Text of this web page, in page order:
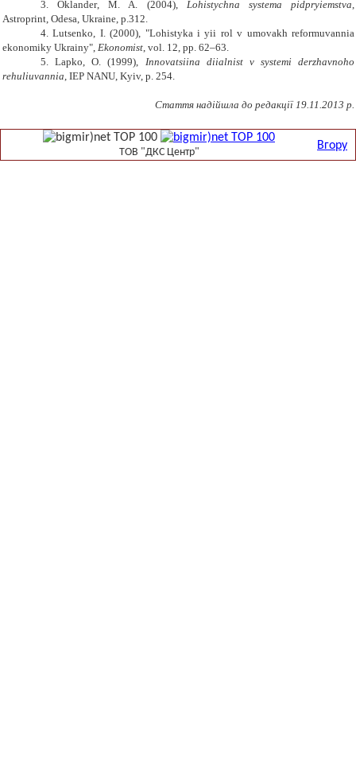
3. Oklander, M. A. (2004), Lohistychna systema pidpryiemstva,
Astroprint, Odesa, Ukraine, p.312.
4. Lutsenko, I.(2000), "Lohistyka i yii rol v umovakh reformuvannia
ekonomiky Ukrainy", Ekonomist, vol. 12, pp. 62–63.
5. Lapko, O.(1999), Innovatsiina diialnist v systemi derzhavnoho
rehuliuvannia, IEP NANU, Kyiv, p. 254.
Стаття надійшла до редакції 19.11.2013 р.
Вгору
ТОВ "ДКС Центр"